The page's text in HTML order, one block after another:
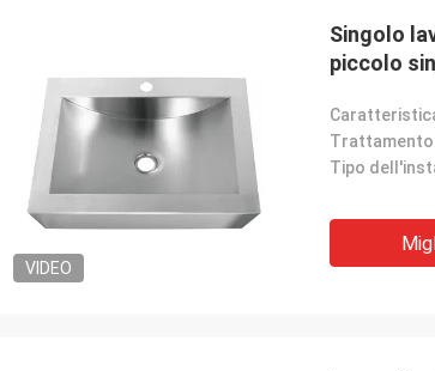
VIDEO
Singolo
piccolo